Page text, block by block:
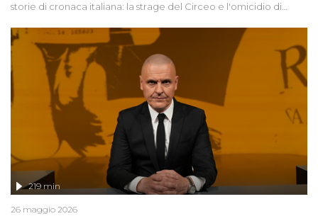
storie di cronaca italiana: la strage del Circeo e l'omicidio di
219 min
26 maggio 2026